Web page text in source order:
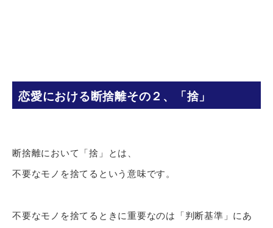
恋愛における断捨離その２、「捨」
断捨離において「捨」とは、
不要なモノを捨てるという意味です。
不要なモノを捨てるときに重要なのは「判断基準」にあ